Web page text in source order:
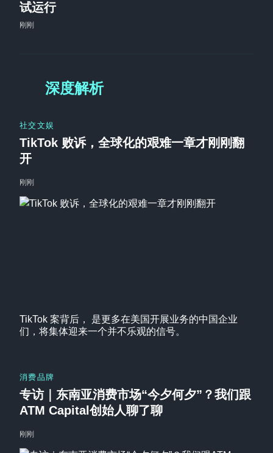
试运行
刚刚
深度解析
TikTok 案背后， 是更多在美国开展业务的中国企业
们，将集体迎来一个并不乐观的信号。
社交文娱
TikTok 败诉，全球化的艰难一章才刚刚翻
开
刚刚
消费品牌
专访｜东南亚消费市场“今夕何夕”？我们跟
ATM Capital创始人聊了聊
刚刚